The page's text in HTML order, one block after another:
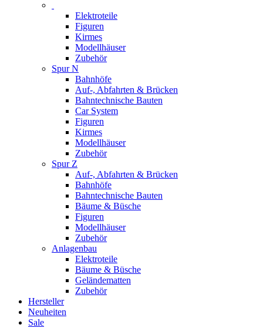
Elektroteile
Figuren
Kirmes
Modellhäuser
Zubehör
Spur N
Bahnhöfe
Auf-, Abfahrten & Brücken
Bahntechnische Bauten
Car System
Figuren
Kirmes
Modellhäuser
Zubehör
Spur Z
Auf-, Abfahrten & Brücken
Bahnhöfe
Bahntechnische Bauten
Bäume & Büsche
Figuren
Modellhäuser
Zubehör
Anlagenbau
Elektroteile
Bäume & Büsche
Geländematten
Zubehör
Hersteller
Neuheiten
Sale